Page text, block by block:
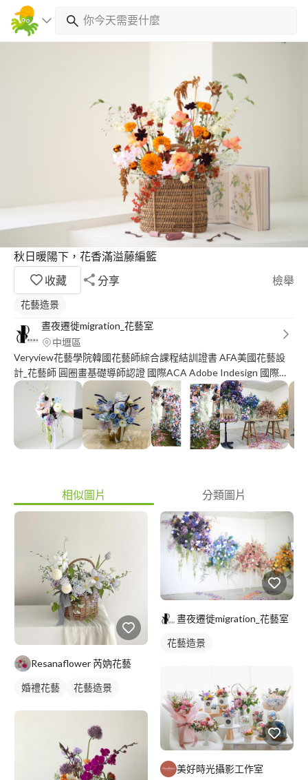
秋日暖陽下，花香滿溢藤編籃
收藏
分享 檢舉
花藝造景
晝夜遷徙migration_花藝室
中壢區
Veryview花藝學院韓國花藝師綜合課程結訓證書 AFA美國花藝設
計_花藝師 圓圈畫基礎導師認證 國際ACA Adobe Indesign 國際
ACA Adobe Dreamwaver 消費者行為分析師
相似圖片 分類圖片
Resanaflower 芮妠花藝
婚禮花藝 花藝造景
晝夜遷徙migration_花藝室
花藝造景
美好時光攝影工作室